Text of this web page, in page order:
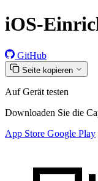
iOS-
GitHub
Seite kopieren
Auf Gerät testen
Downloaden Sie die
App Store Google Play